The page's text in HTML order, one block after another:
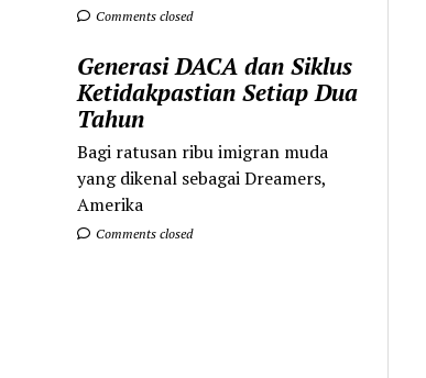
Comments closed
Generasi DACA dan Siklus
Ketidakpastian Setiap Dua
Tahun
Bagi ratusan ribu imigran muda
yang dikenal sebagai Dreamers,
Amerika
Comments closed